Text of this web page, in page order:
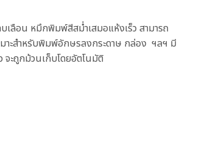
ลือน หมึกพิมพ์สีสม่ำเสมอแห้งเร็ว สามารถ
าะสำหรับพิมพ์อักษรลงกระดาษ กล่อง ฯลฯ มี
จะถูกม้วนเก็บโดยอัตโนมัติ